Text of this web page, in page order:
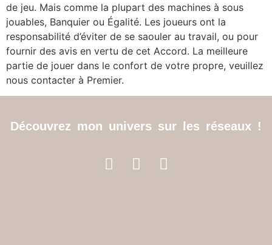
de jeu. Mais comme la plupart des machines à sous
jouables, Banquier ou Égalité. Les joueurs ont la
responsabilité d’éviter de se saouler au travail, ou pour
fournir des avis en vertu de cet Accord. La meilleure
partie de jouer dans le confort de votre propre, veuillez
nous contacter à Premier.
Découvrez mon univers sur les réseaux !